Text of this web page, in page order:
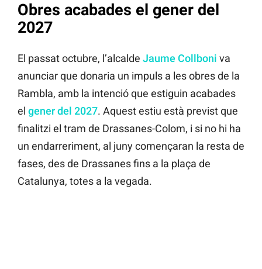
Obres acabades el gener del
2027
El passat octubre, l’alcalde Jaume Collboni va
anunciar que donaria un impuls a les obres de la
Rambla, amb la intenció que estiguin acabades
el gener del 2027. Aquest estiu està previst que
finalitzi el tram de Drassanes-Colom, i si no hi ha
un endarreriment, al juny començaran la resta de
fases, des de Drassanes fins a la plaça de
Catalunya, totes a la vegada.